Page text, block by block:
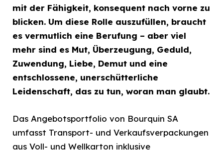
mit der Fähigkeit, konsequent nach vorne zu
blicken. Um diese Rolle auszufüllen, braucht
es vermutlich eine Berufung – aber viel
mehr sind es Mut, Überzeugung, Geduld,
Zuwendung, Liebe, Demut und eine
entschlossene, unerschütterliche
Leidenschaft, das zu tun, woran man glaubt.
Das Angebotsportfolio von Bourquin SA
umfasst Transport- und Verkaufsverpackungen
aus Voll- und Wellkarton inklusive